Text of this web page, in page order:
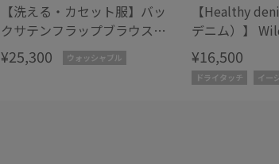
【洗える・カセット服】バッ
クサテンフラップブラウス/
お仕事・通勤・セットアップ
対応【ドラマ着用】
¥25,300 ウォッシャブル
【Healthy
デニム）】
Ginger/WEB・
¥16,500
ドライタッチ イー